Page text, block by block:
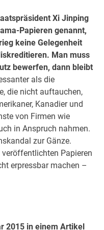
Xi Jinping
Papieren genannt,
keine Gelegenheit
Man muss
bewerfen, dann bleibt
als die
die nicht auftauchen,
Kanadier und
von Firmen wie
in Anspruch nahmen.
zur Gänze.
veröffentlichten Papieren
erpressbar machen –
2015 in einem Artikel